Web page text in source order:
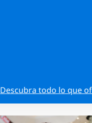
Descubra todo lo que